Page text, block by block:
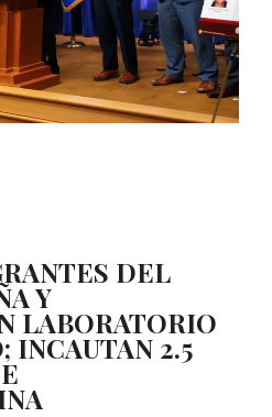
DEL
Y
LABORATORIO
INCAUTAN 2.5